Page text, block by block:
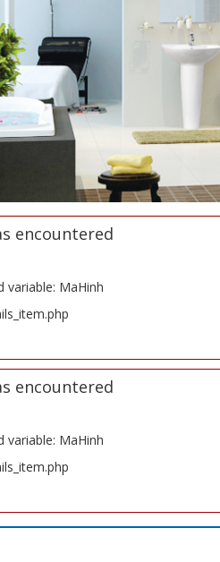
encountered
variable: MaHinh
encountered
variable: MaHinh